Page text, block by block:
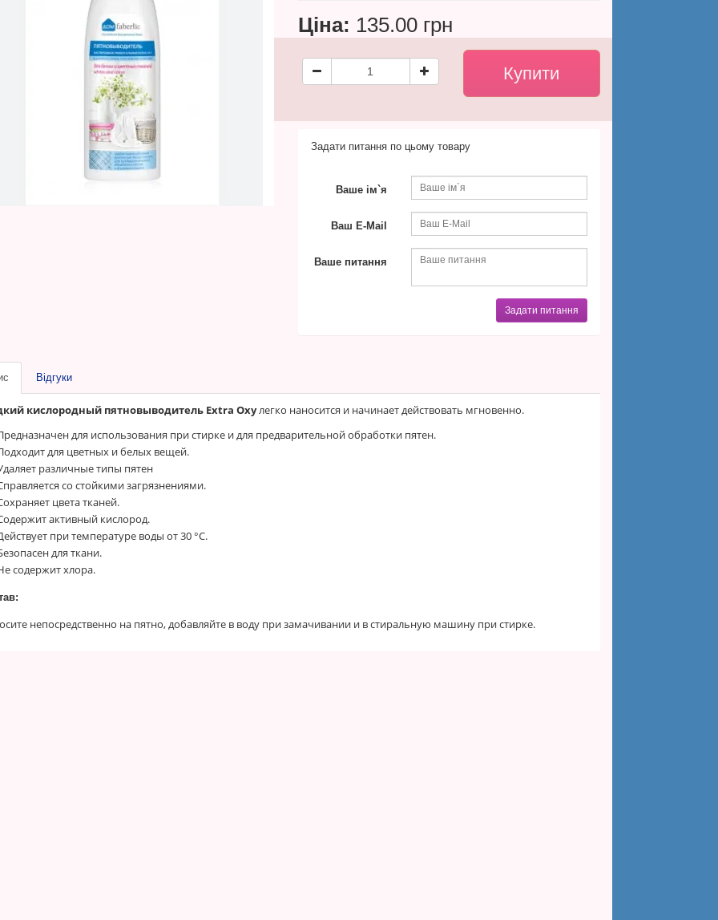
Ціна: 135.00 грн
Задати питання по цьому товару
Ваше ім`я
Ваш E-Mail
Ваше питання
Задати питання
Відгуки
кислородный пятновыводитель Extra Oxyлегко наносится и начинает действовать мгновенно.
для использования при стирке и для предварительной обработки пятен.
для цветных и белых вещей.
различные типы пятен
со стойкими загрязнениями.
цвета тканей.
активный кислород.
при температуре воды от 30 °C.
для ткани.
содержит хлора.
непосредственно на пятно, добавляйте в воду при замачивании и в стиральную машину при стирке.